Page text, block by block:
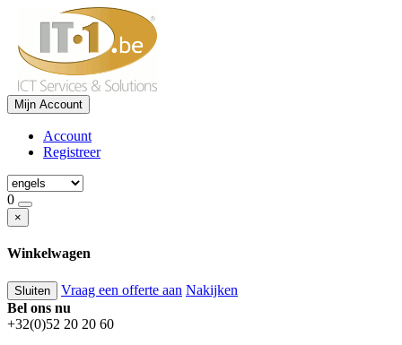
Mijn Account
Account
Registreer
0
×
Winkelwagen
Sluiten Vraag een offerte aan Nakijken
Bel ons nu
+32(0)52 20 20 60